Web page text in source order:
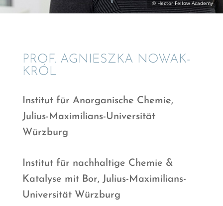
PROF. AGNIESZKA NOWAK-
KRÓL
Insti­tut für Anorga­ni­sche Chemie,
Julius-Maximi­li­ans-Univer­si­tät
Würzburg
Insti­tut für nachhal­tige Chemie &
Katalyse mit Bor, Julius-Maximi­li­ans-
Univer­si­tät Würzburg